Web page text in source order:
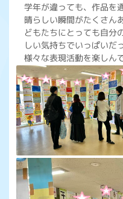
学年が違っても、作品を
晴らしい瞬間がたくさん
どもたちにとっても自分
しい気持ちでいっぱいだ
様々な表現活動を楽しん